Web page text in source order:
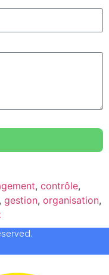
, contrôle,
, gestion, organisation,